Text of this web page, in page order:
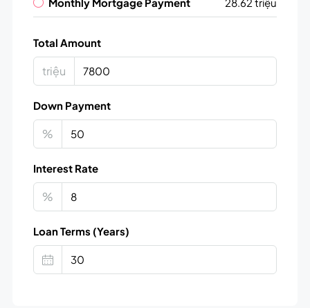
Monthly Mortgage Payment 28.62 triệu
Total Amount
triệu
Down Payment
%
Interest Rate
%
Loan Terms (Years)